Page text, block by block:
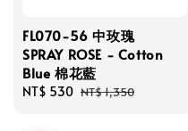
FL070-56 中玫瑰
SPRAY ROSE - Cotton
Blue 棉花藍
Sale
NT$ 530 Regular
NT$ 1,350